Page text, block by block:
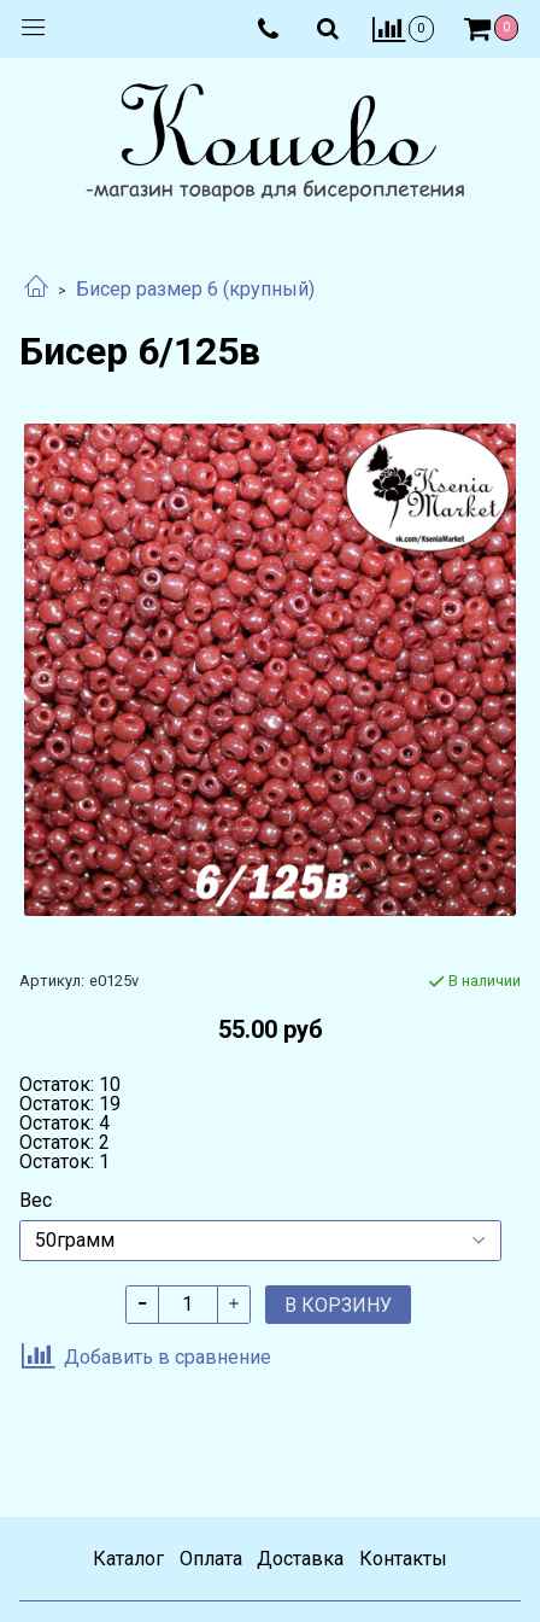
0 0
Бисер размер 6 (крупный)
Бисер 6/125в
Артикул: e0125v В наличии
55.00 руб
Остаток: 10
Остаток: 19
Остаток: 4
Остаток: 2
Остаток: 1
Вес
В КОРЗИНУ
Добавить в сравнение
Каталог Оплата Доставка Контакты